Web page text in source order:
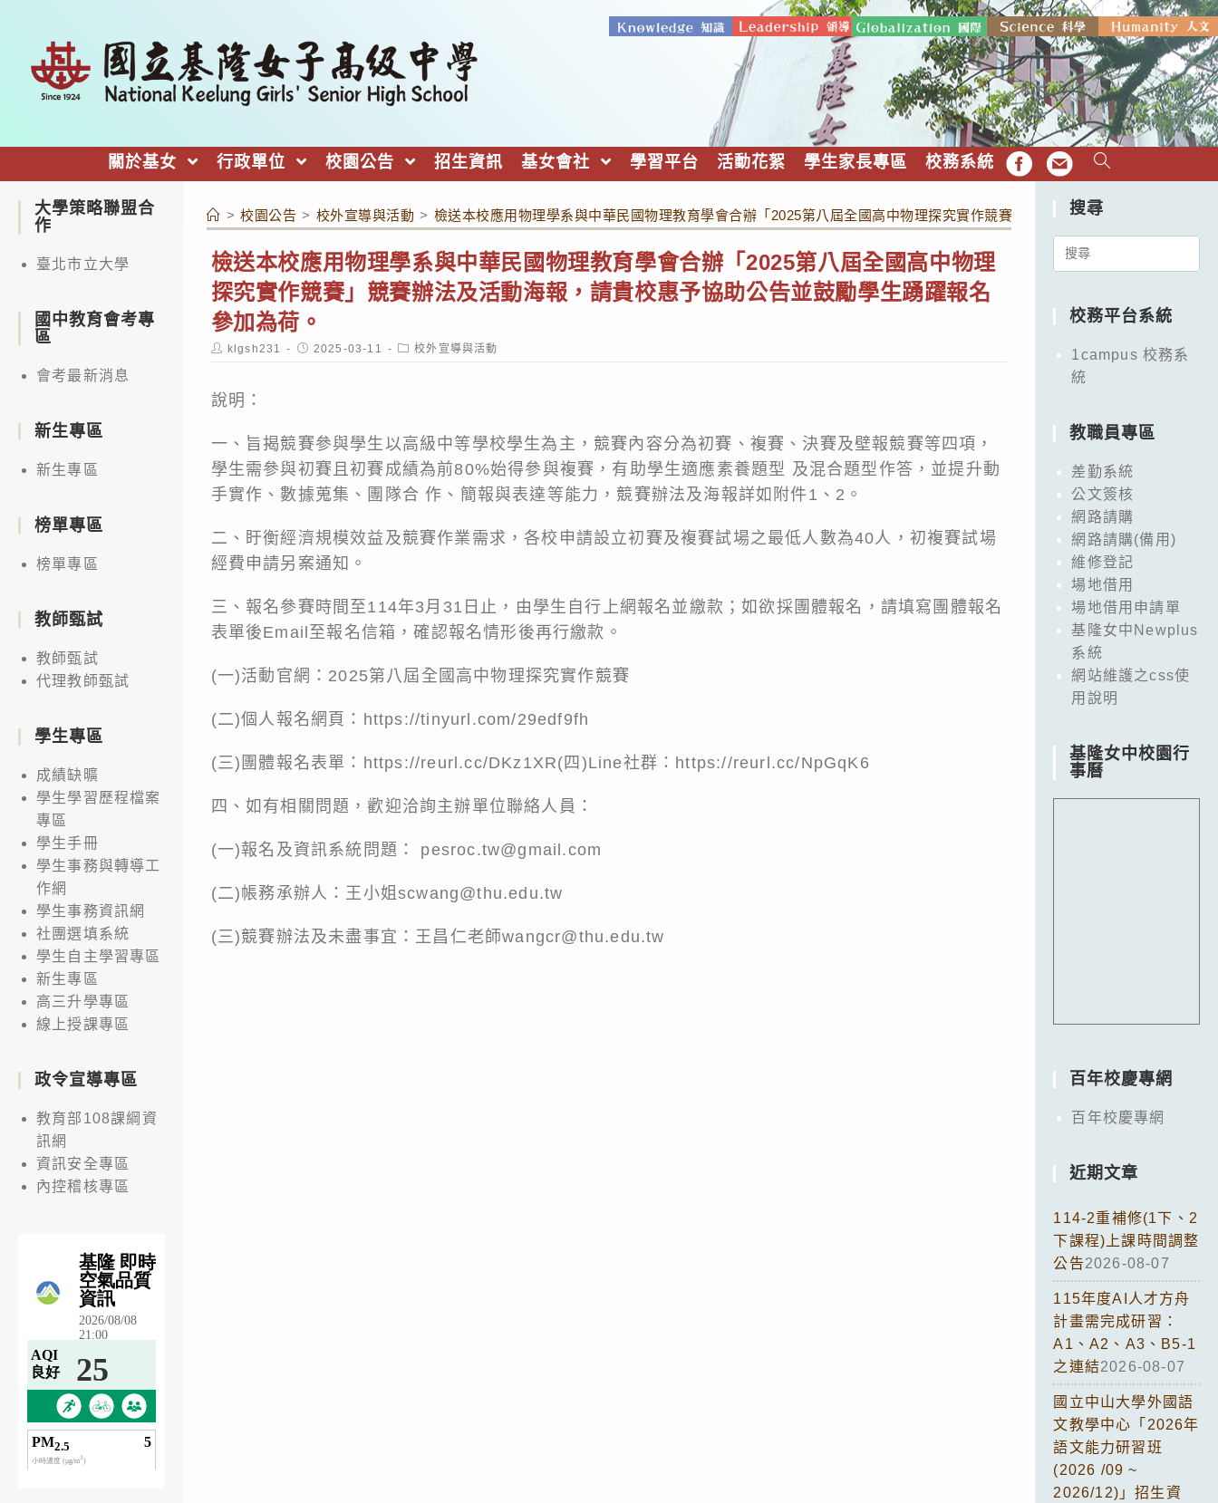
關於基女 行政單位 校園公告 招生資訊 基女會社 學習平台 活動花絮 學生家長專區 校務系統 FB EMAIL
> 校園公告 > 校外宣導與活動 > 檢送本校應用物理學系與中華民國物理教育學會合辦「2025第八屆全國高中物理探究實作競賽」競賽辦法及活動海報，請貴
檢送本校應用物理學系與中華民國物理教育學會合辦「2025第八屆全國高中物理
探究實作競賽」競賽辦法及活動海報，請貴校惠予協助公告並鼓勵學生踴躍報名
參加為荷。
Post
author:
klgsh231
Post
published:
2025-03-11
Post
category:
校外宣導與活動
說明：
一、旨揭競賽參與學生以高級中等學校學生為主，競賽內容分為初賽、複賽、決賽及壁報競賽等四項，
學生需參與初賽且初賽成績為前80%始得參與複賽，有助學生適應素養題型 及混合題型作答，並提升動
手實作、數據蒐集、團隊合 作、簡報與表達等能力，競賽辦法及海報詳如附件1、2。
二、盱衡經濟規模效益及競賽作業需求，各校申請設立初賽及複賽試場之最低人數為40人，初複賽試場
經費申請另案通知。
三、報名參賽時間至114年3月31日止，由學生自行上網報名並繳款；如欲採團體報名，請填寫團體報名
表單後Email至報名信箱，確認報名情形後再行繳款。
(一)活動官網：2025第八屆全國高中物理探究實作競賽
(二)個人報名網頁：https://tinyurl.com/29edf9fh
(三)團體報名表單：https://reurl.cc/DKz1XR(四)Line社群：https://reurl.cc/NpGqK6
四、如有相關問題，歡迎洽詢主辦單位聯絡人員：
(一)報名及資訊系統問題： pesroc.tw@gmail.com
(二)帳務承辦人：王小姐scwang@thu.edu.tw
(三)競賽辦法及未盡事宜：王昌仁老師wangcr@thu.edu.tw
大學策略聯盟合
作
臺北市立大學
國中教育會考專
區
會考最新消息
新生專區
新生專區
榜單專區
榜單專區
教師甄試
教師甄試
代理教師甄試
學生專區
成績缺曠
學生學習歷程檔案
專區
學生手冊
學生事務與轉導工
作網
學生事務資訊網
社團選填系統
學生自主學習專區
新生專區
高三升學專區
線上授課專區
政令宣導專區
教育部108課綱資
訊網
資訊安全專區
內控稽核專區
搜尋
Search
校務平台系統
1campus 校務系
統
教職員專區
差勤系統
公文簽核
網路請購
網路請購(備用)
維修登記
場地借用
場地借用申請單
基隆女中Newplus
系統
網站維護之css使
用說明
基隆女中校園行
事曆
百年校慶專網
百年校慶專網
近期文章
114-2重補修(1下、2
下課程)上課時間調整
公告2026-08-07
115年度AI人才方舟
計畫需完成研習：
A1、A2、A3、B5-1
之連結2026-08-07
國立中山大學外國語
文教學中心「2026年
語文能力研習班
(2026 /09 ~
2026/12)」招生資